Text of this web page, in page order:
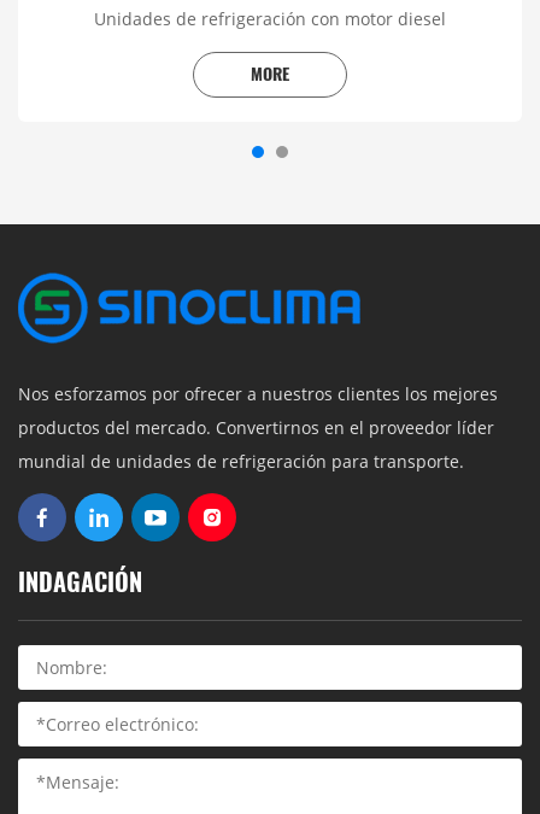
Unidades de refrigeración con motor diesel
MORE
Nos esforzamos por ofrecer a nuestros clientes los mejores
productos del mercado. Convertirnos en el proveedor líder
mundial de unidades de refrigeración para transporte.
INDAGACIÓN